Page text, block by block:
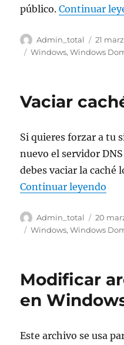
público.Continuar
Autor
Admin_total
el
21
Etiquetas
Windows,Windows
Vaciar
Si quieres forzar a tu
nuevo el servidor
debes vaciar la caché
Continuar leyendo
Autor
Admin_total
el
20
Etiquetas
Windows,Windows
Modificar
en
Este archivo se usa